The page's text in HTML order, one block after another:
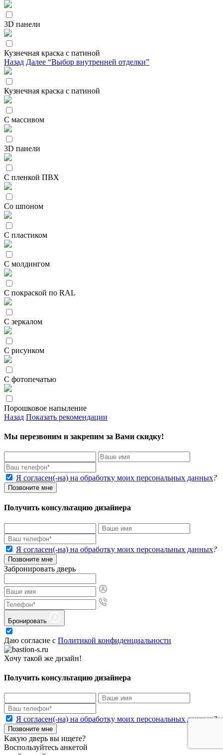
3D панели
Кузнечная краска с патиной
Назад Далее “Выбор внутренней отделки”
Кузнечная краска с патиной
С массивом
3D панели
С пленкой ПВХ
Со шпоном
С пластиком
С молдингом
С покраской по RAL
С зеркалом
С рисунком
С фотопечатью
Порошковое напыление
Назад Показать рекомендации
Мы перезвоним и закрепим за Вами скидку!
Я согласен(-на) на обработку моих персональных данных?
Позвоните мне
Получить консультацию дизайнера
Я согласен(-на) на обработку моих персональных данных?
Позвоните мне
Забронировать дверь
Бронировать
Даю согласие с Политикой конфиденциальности
Хочу такой же дизайн!
Получить консультацию дизайнера
Я согласен(-на) на обработку моих персональных данных?
Позвоните мне
Какую дверь вы ищете?
Воспользуйтесь анкетой